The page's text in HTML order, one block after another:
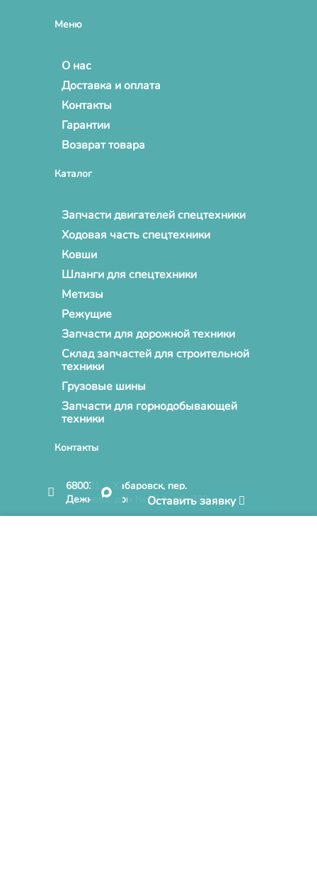
Меню
О нас
Доставка и оплата
Контакты
Гарантии
Возврат товара
Каталог
Запчасти двигателей спецтехники
Ходовая часть спецтехники
Ковши
Шланги для спецтехники
Метизы
Режущие
Запчасти для дорожной техники
Склад запчастей для строительной
техники
Грузовые шины
Запчасти для горнодобывающей
техники
Контакты
680031, г. Хабаровск, пер.
Дежнева, дом №18 А, оф. 333
Оставить заявку